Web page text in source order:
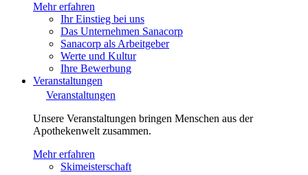
Mehr erfahren
Ihr Einstieg bei uns
Das Unternehmen Sanacorp
Sanacorp als Arbeitgeber
Werte und Kultur
Ihre Bewerbung
Veranstaltungen
Veranstaltungen
Unsere Veranstaltungen bringen Menschen aus der
Apothekenwelt zusammen.
Mehr erfahren
Skimeisterschaft